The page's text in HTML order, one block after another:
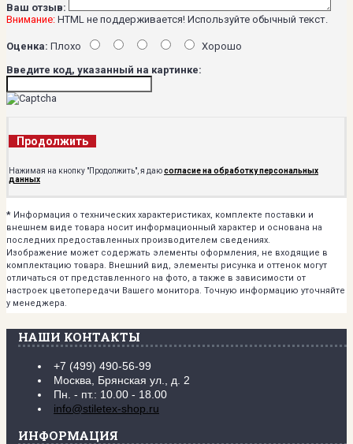
Ваш отзыв:
Внимание: HTML не поддерживается! Используйте обычный текст.
Оценка: Плохо
Хорошо
Введите код, указанный на картинке:
Продолжить
Нажимая на кнопку "Продолжить", я даюсогласие на обработку персональных
данных
* Информация о технических характеристиках, комплекте поставки и
внешнем виде товара носит информационный характер и основана на
последних предоставленных производителем сведениях.
Изображение может содержать элементы оформления, не входящие в
комплектацию товара. Внешний вид, элементы рисунка и оттенок могут
отличаться от представленного на фото, а также в зависимости от
настроек цветопередачи Вашего монитора. Точную информацию уточняйте
у менеджера.
НАШИ КОНТАКТЫ
+7 (499) 490-56-99
Москва, Брянская ул., д. 2
Пн. - пт.: 10.00 - 18.00
info@stiletex-shop.ru
ИНФОРМАЦИЯ